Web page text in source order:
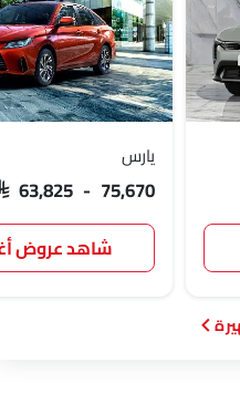
يارس
63,825 - 75,670
شاهد عروض